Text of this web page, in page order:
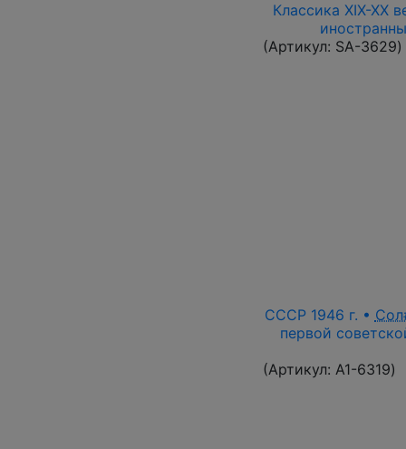
Классика XIX-XX
(Артикул: SA-3629)
СССР 1946 г. •
первой
(Артикул: A1-6319)